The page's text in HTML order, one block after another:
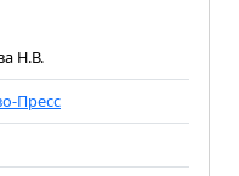
Н.В.
Пресс